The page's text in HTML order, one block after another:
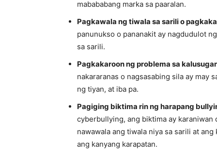
mabababang marka sa paaralan.
Pagkawala ng tiwala sa sarili o
panunukso o pananakit ay nagdudulot
sa sarili.
Pagkakaroon ng problema sa
nakararanas o nagsasabing sila ay may
ng tiyan, at iba pa.
Pagiging biktima rin ng harapang
cyberbullying, ang biktima ay
nawawala ang tiwala niya sa sarili at
ang kanyang karapatan.